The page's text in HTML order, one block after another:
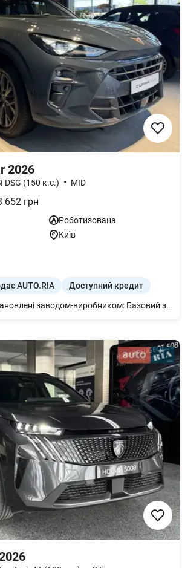
2026
DSG (150 к.с.) • MID
652 грн
Роботизована
Київ
AUTO.RIA Доступний кредит
Додаткові опції, встановлені заводом-виробником: Базовий зимовий пакет "Winter" підігрів передніх сидінь з роздільним управлінням, генератор 140 А Навігаційна система Пакет EDGE Клімат-контроль (3-зонний) з панеллю управління кондиціонером для задніх пасажирів; заднє тоноване скло; накладки на пороги дверей (з підсвіткою); зовнішні дзеркала заднього виду, з електроприводом складання, регулюванням та підігрівом; система контурного та фонового освітлення (бардачок, підсвітка панелі приладів, точкове світло в дверній карті; Smartlight для панелі приладів та дверей; шкіряне спортивне багатофункціональне кермо з Tiptronic та підігрівом; адаптивний круїз-контроль система безконтактного доступу Kessy Advance 3 Safe; сигналізація (контроль салону, запасна сирена, захист при буксируванні); електропривод дверей багажника з функцією віртуальної педалі Пакет INTELLIGENТ DRIVE асистент дальнього світла Light assit, асистент зміни смуги руху Side Assist, асистент безпечного виходу Exit Assist, асистент виїзду заднім ходом Rear Traffic Assist, інтелектуальний асистент паркування (РА) з автоматичним рульовим управлінням під час паркування, асистент дистанційного паркування (RPA), асистент пам'яті маршруту парковка, камера кругового огляду Thor View (з системою камер переднього та заднього виду та двома бічними (камерами), 3-точкові передні ремені безпеки з електричним натягувачем та регулюванням за висотою, розширена система безпеки (проактивна система захисту пасажирів: базова, передня та задня частини) Розетка 230В у багажному відділенні Додаткове обладнання: Оригінальні текстильні килимки